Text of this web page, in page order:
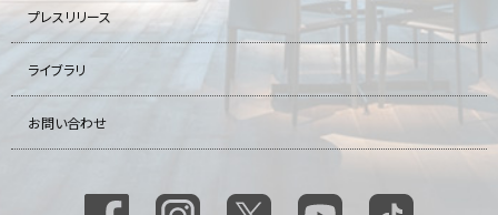
プレスリリース
ライブラリ
お問い合わせ